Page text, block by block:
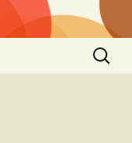
Search
for: